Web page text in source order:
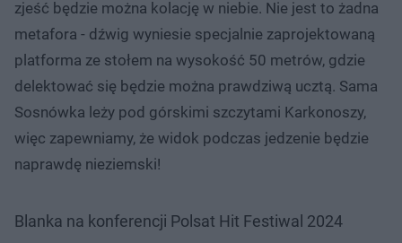
zjeść będzie można kolację w niebie. Nie jest to żadna
metafora - dźwig wyniesie specjalnie zaprojektowaną
platforma ze stołem na wysokość 50 metrów, gdzie
delektować się będzie można prawdziwą ucztą. Sama
Sosnówka leży pod górskimi szczytami Karkonoszy,
więc zapewniamy, że widok podczas jedzenie będzie
naprawdę nieziemski!
Blanka na konferencji Polsat Hit Festiwal 2024